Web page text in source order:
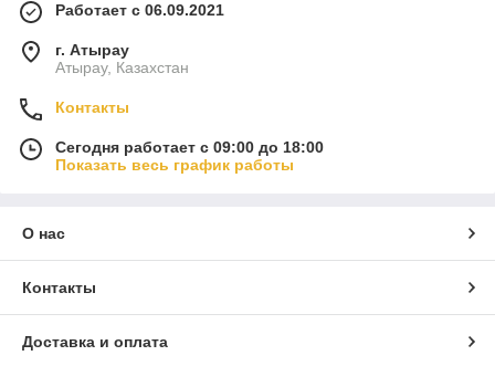
Работает с 06.09.2021
г. Атырау
Атырау, Казахстан
Контакты
Сегодня работает с 09:00 до 18:00
Показать весь график работы
О нас
Контакты
Доставка и оплата